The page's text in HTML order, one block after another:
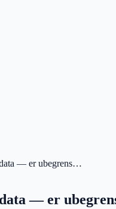
— er ubegrens…
— er